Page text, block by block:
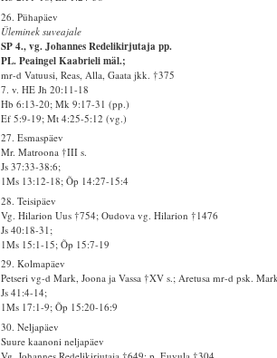
26. Pühapäev
Üleminek suveajale
SP 4., vg. Johannes Redelikirjutaja pp.
PL. Peaingel Kaabrieli mäl.;
mr-d Vatuusi, Reas, Alla, Gaata jkk. †375
7. v. HE Jh 20:11-18
Hb 6:13-20; Mk 9:17-31 (pp.)
Ef 5:9-19; Mt 4:25-5:12 (vg.)
27. Esmaspäev
Mr. Matroona †III s.
Js 37:33-38:6;
1Ms 13:12-18; Õp 14:27-15:4
28. Teisipäev
Vg. Hilarion Uus †754; Oudova vg. Hilarion †1476
Js 40:18-31;
1Ms 15:1-15; Õp 15:7-19
29. Kolmapäev
Petseri vg-d Mark, Joona ja Vassa †XV s.; Aretusa mr-d psk.
Js 41:4-14;
1Ms 17:1-9; Õp 15:20-16:9
30. Neljapäev
Suure kaanoni neljapäev